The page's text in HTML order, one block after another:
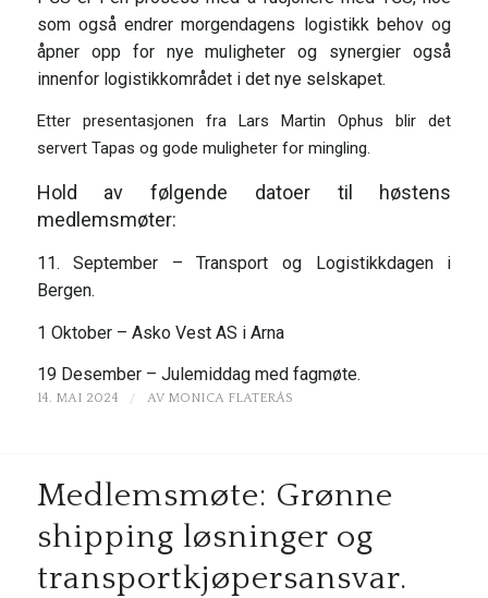
som også endrer morgendagens logistikk behov og
åpner opp for nye muligheter og synergier også
innenfor logistikkområdet i det nye selskapet.
Etter presentasjonen fra Lars Martin Ophus blir det
servert Tapas og gode muligheter for mingling.
Hold av følgende datoer til høstens
medlemsmøter:
11. September – Transport og Logistikkdagen i
Bergen.
1 Oktober – Asko Vest AS i Arna
19 Desember – Julemiddag med fagmøte.
14. MAI 2024 / AV MONICA FLATERÅS
Medlemsmøte: Grønne
shipping løsninger og
transportkjøpersansvar.